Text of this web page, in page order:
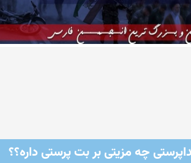
چه مزیتی بر بت پرستی داره؟؟